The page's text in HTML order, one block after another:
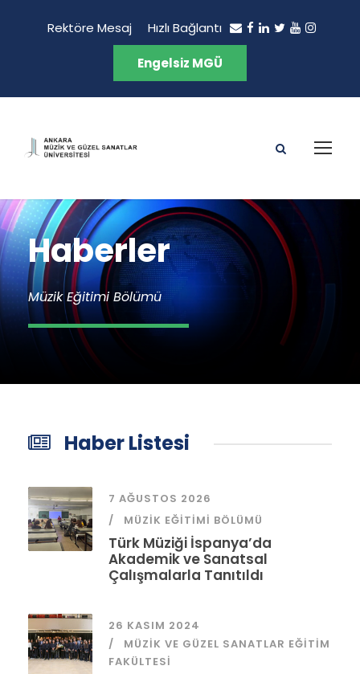
Rektöre Mesaj Hızlı Bağlantı
Engelsiz MGÜ
Haberler
Müzik Eğitimi Bölümü
Haber Listesi
7 AĞUSTOS 2026
MÜZIK EĞITIMI BÖLÜMÜ
Türk Müziği İspanya’da
Akademik ve Sanatsal
Çalışmalarla Tanıtıldı
26 KASIM 2024
MÜZIK VE GÜZEL SANATLAR EĞITIM
FAKÜLTESI